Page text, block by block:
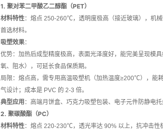
1. 聚对苯二甲酸乙二醇酯（PET）
材料特性：熔点 250-260℃，透明度极高（接近玻璃），机
首选材料。
吸塑效果：
优势：加热后成型精度极高，表面光泽度好，能完美呈现模
氧、阻水），可延长食品保质期。
局限：熔点高，需专用高温吸塑机（加热温度≥200℃），能
气设计；成本是 PVC 的 2-3 倍。
典型应用 ：高端月饼盒、巧克力吸塑包装、电子元件防静电
2. 聚碳酸酯（PC）
材料特性：熔点 220-230℃，透光率达 90% 以上，抗冲击性